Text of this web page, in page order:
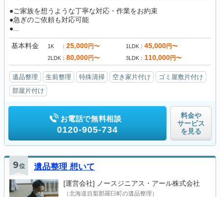
●ご家族を想うような丁寧な対応・作業をお約束
●急ぎのご依頼も対応可能
●...
基本料金 1K 25,000円〜 1LDK 45,000円〜
2LDK 80,000円〜 3LDK 110,000円〜
遺品整理 生前整理 特殊清掃 空き家片付け
ゴミ屋敷片付け
部屋片付け
お電話で無料相談
0120-905-734
料金や
サービス
を見る
9位 遺品整理 想いて
[運営会社] ノースジニアス・アール株式会社
（北海道目梨郡羅臼町の遺品整理）